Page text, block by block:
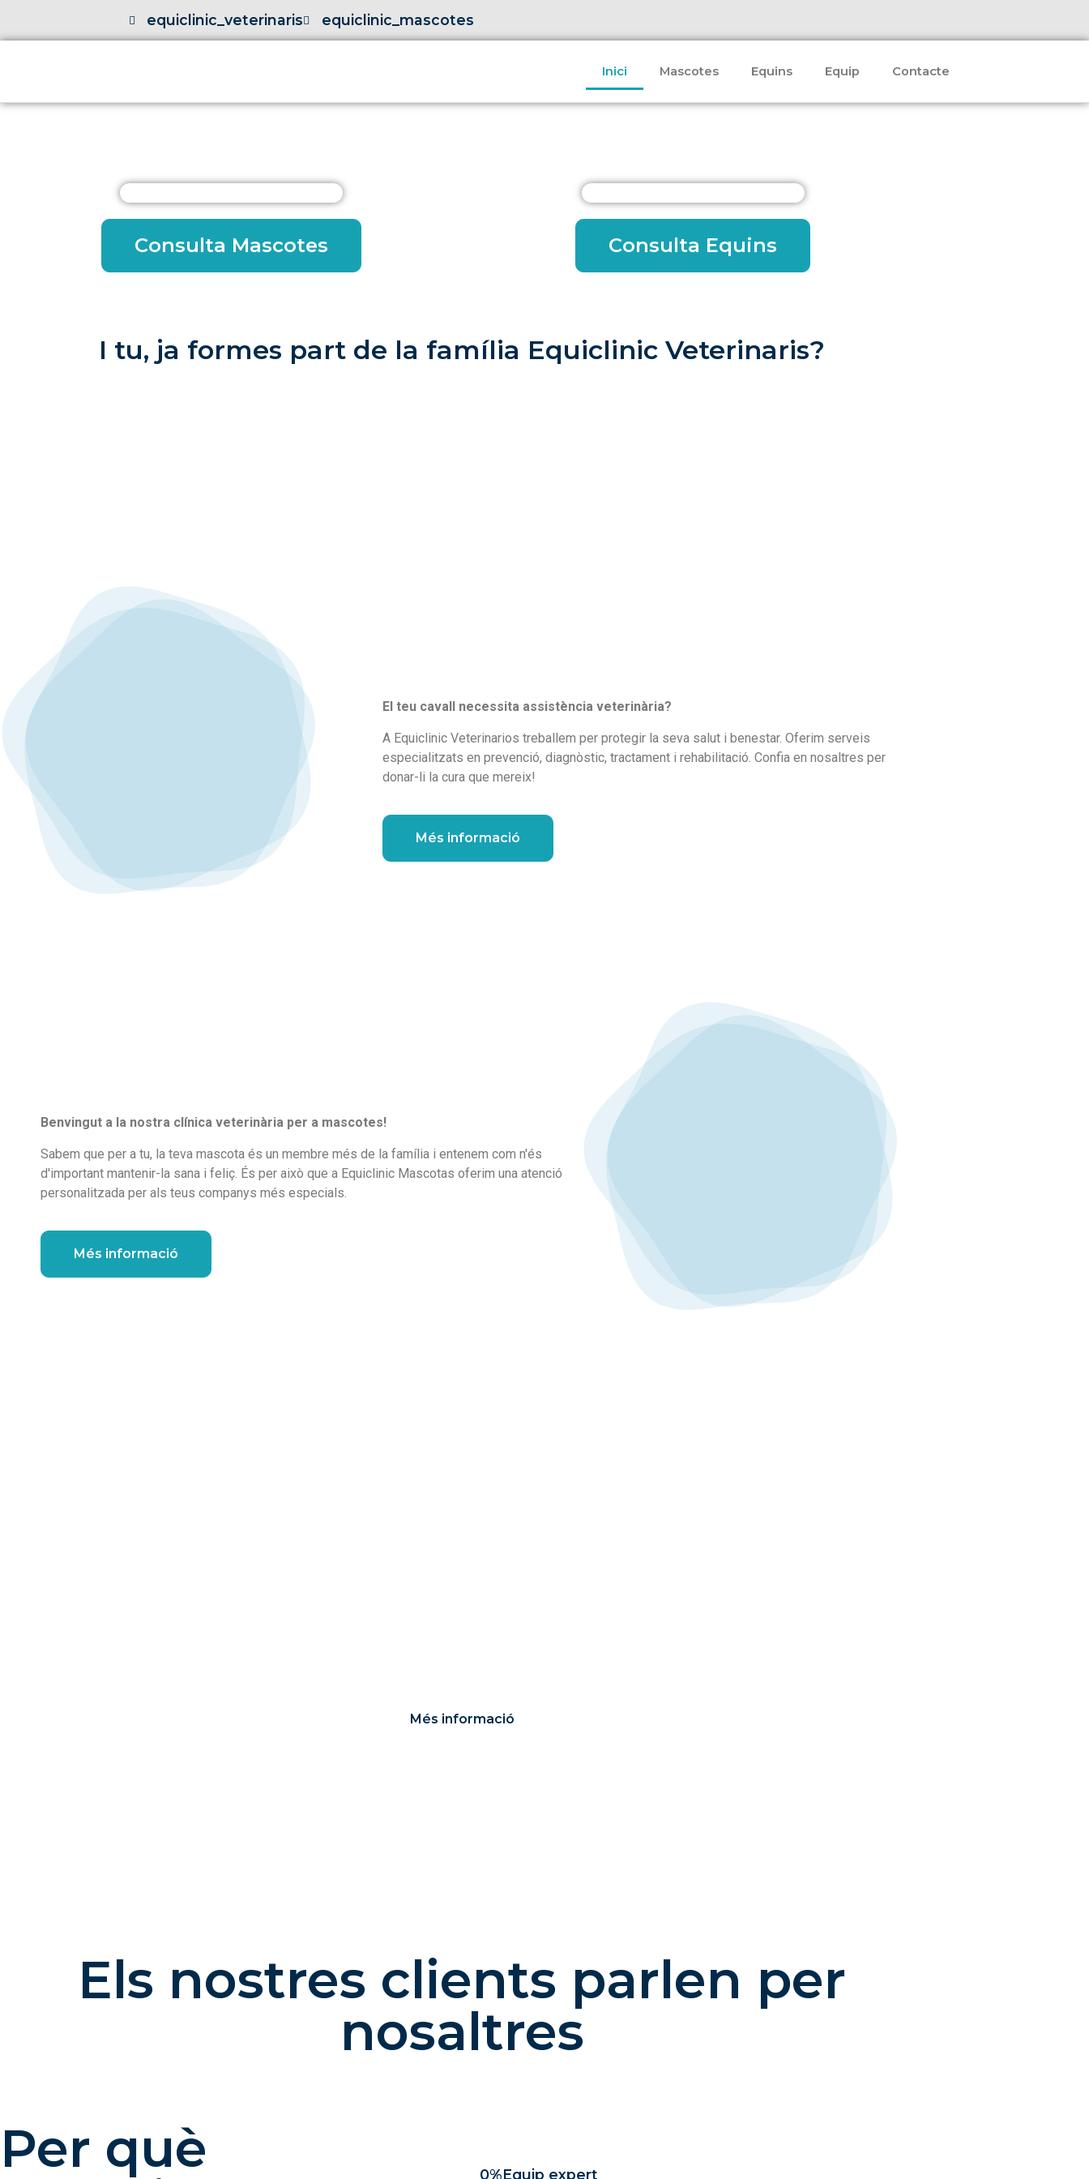
equiclinic_veterinaris equiclinic_mascotes
Inici Mascotes Equins Equip Contacte
Consulta Mascotes Consulta Equins
I tu, ja formes part de la família Equiclinic Veterinaris?
El teu cavall necessita assistència veterinària?
A Equiclinic Veterinarios treballem per protegir la seva salut i benestar. Oferim serveis
especialitzats en prevenció, diagnòstic, tractament i rehabilitació. Confia en nosaltres per
donar-li la cura que mereix!
Més informació
Benvingut a la nostra clínica veterinària per a mascotes!
Sabem que per a tu, la teva mascota és un membre més de la família i entenem com n'és
d'important mantenir-la sana i feliç. És per això que a Equiclinic Mascotas oferim una atenció
personalitzada per als teus companys més especials.
Més informació
Més informació
Els nostres clients parlen per
nosaltres
Per què
Equip expert
0%